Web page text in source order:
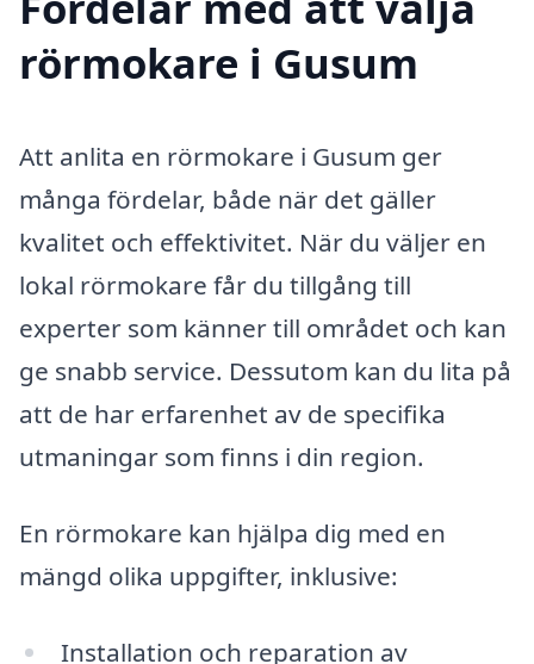
rörmokare i Gusum
Att anlita en rörmokare i Gusum ger
många fördelar, både när det gäller
kvalitet och effektivitet. När du väljer en
lokal rörmokare får du tillgång till
experter som känner till området och kan
ge snabb service. Dessutom kan du lita på
att de har erfarenhet av de specifika
utmaningar som finns i din region.
En rörmokare kan hjälpa dig med en
mängd olika uppgifter, inklusive:
Installation och reparation av